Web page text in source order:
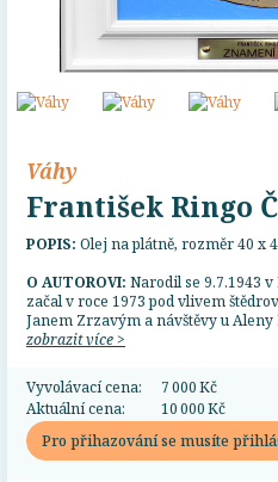
Váhy
František Ringo
POPIS: Olej na plátně, rozměr 40 x
O AUTOROVI: Narodil se 9.7.1943
začal v roce 1973 pod vlivem
Janem Zrzavým a návštěvy u Aleny
zobrazit více >
Vyvolávací cena:
7 000 Kč
Aktuální cena:
10 000 Kč
Pro přihazování se musíte